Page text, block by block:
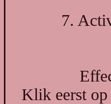
7.
Klik eerst op